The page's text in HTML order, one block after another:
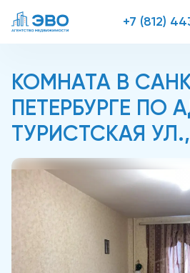
+7 (812)
КОМНАТА В
ПЕТЕРБУРГЕ ПО
ТУРИСТСКАЯ УЛ.,